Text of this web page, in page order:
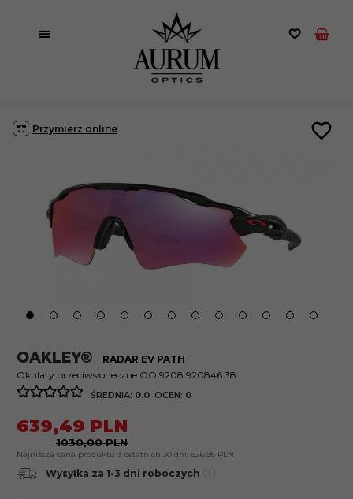
Przymierz online
OAKLEY®
RADAR EV PATH
Okulary przeciwsłoneczne OO 9208 920846 38
ŚREDNIA: 0.0 OCEN: 0
639,49 PLN
1030,00 PLN
Najniższa cena produktu z ostatnich 30 dni: 626.95 PLN
Wysyłka za 1-3 dni roboczych